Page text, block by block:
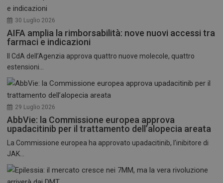
30 Luglio 2026
AIFA amplia la rimborsabilità: nove nuovi accessi tra
farmaci e indicazioni
Il CdA dell’Agenzia approva quattro nuove molecole, quattro
estensioni...
29 Luglio 2026
AbbVie: la Commissione europea approva
upadacitinib per il trattamento dell’alopecia areata
La Commissione europea ha approvato upadacitinib, l’inibitore di
JAK...